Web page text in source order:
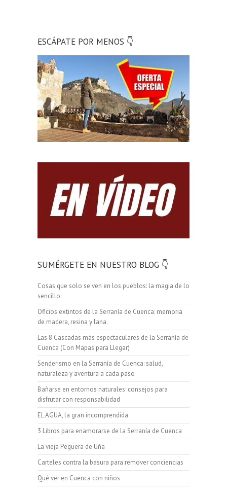
ESCÁPATE POR MENOS 👇
SUMÉRGETE EN NUESTRO BLOG 👇
Cosas que solo se ven en los pueblos: la magia de lo
sencillo
Oficios extintos de la Serranía de Cuenca: memoria
de madera, resina y lana.
Las 8 Cascadas más espectaculares de la Serranía de
Cuenca (Con Mapas para Llegar)
Senderismo en la Serranía de Cuenca: salud,
naturaleza y aventura a cada paso
Bañarse en entornos naturales: consejos para
disfrutar con responsabilidad
EL AGUA, la gran incomprendida
3 Libros para enamorarse de la Serranía de Cuenca
La vieja Peguera de Uña
Carteles contra la basura para remover conciencias
Qué ver en Cuenca con niños